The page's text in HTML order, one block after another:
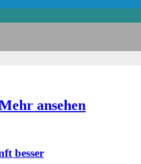
ansehen
besser